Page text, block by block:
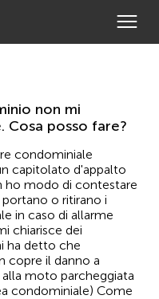
non mi
Cosa posso fare?
condominiale
capitolato d'appalto
ho modo di contestare
o ritirano i
in caso di allarme
chiarisce dei
ha detto che
copre il danno a
moto parcheggiata
condominiale) Come